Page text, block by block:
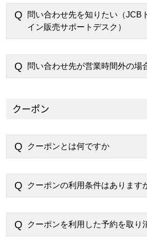
問い合わせ先を知りたい（JCB
イン販売サポートデスク）
問い合わせ先が営業時間外の場
クーポン
クーポンとは何ですか
クーポンの利用条件はあります
クーポンを利用した予約を取り